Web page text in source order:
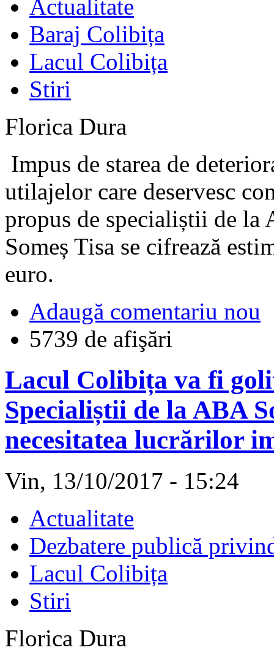
Actualitate
Baraj Colibița
Lacul Colibița
Stiri
Florica Dura
Impus de starea de
utilajelor care deservesc
propus de specialiștii de la
Someș Tisa se cifrează
euro.
Adaugă comentariu nou
5739 de afişări
Lacul Colibița va fi
Specialiștii de la ABA
necesitatea lucrărilor
Vin, 13/10/2017 - 15:24
Actualitate
Dezbatere publică
Lacul Colibița
Stiri
Florica Dura